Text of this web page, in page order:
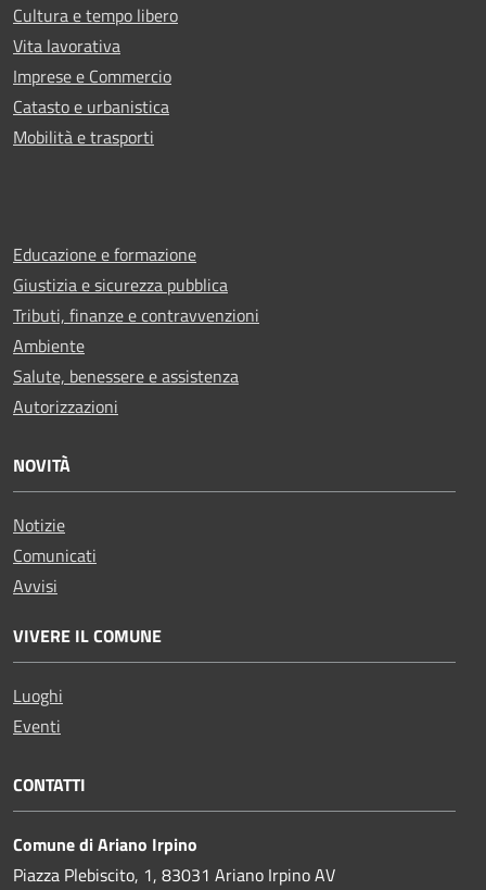
Cultura e tempo libero
Vita lavorativa
Imprese e Commercio
Catasto e urbanistica
Mobilità e trasporti
Educazione e formazione
Giustizia e sicurezza pubblica
Tributi, finanze e contravvenzioni
Ambiente
Salute, benessere e assistenza
Autorizzazioni
NOVITÀ
Notizie
Comunicati
Avvisi
VIVERE IL COMUNE
Luoghi
Eventi
CONTATTI
Comune di Ariano Irpino
Piazza Plebiscito, 1, 83031 Ariano Irpino AV